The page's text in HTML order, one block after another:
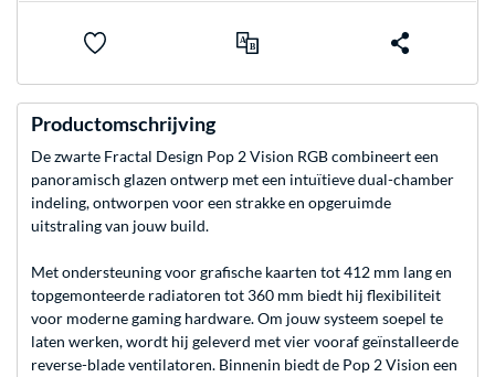
Productomschrijving
De zwarte Fractal Design Pop 2 Vision RGB combineert een
panoramisch glazen ontwerp met een intuïtieve dual-chamber
indeling, ontworpen voor een strakke en opgeruimde
uitstraling van jouw build.
Met ondersteuning voor grafische kaarten tot 412 mm lang en
topgemonteerde radiatoren tot 360 mm biedt hij flexibiliteit
voor moderne gaming hardware. Om jouw systeem soepel te
laten werken, wordt hij geleverd met vier vooraf geïnstalleerde
reverse-blade ventilatoren. Binnenin biedt de Pop 2 Vision een